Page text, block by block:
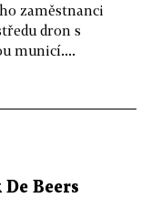
zaměstnanci
dron s
municí....
Beers